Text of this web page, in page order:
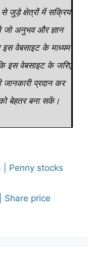
जुड़े क्षेत्रों में सक्रिय
जो अनुभव और ज्ञान
वेबसाइट के माध्यम
इस वेबसाइट के जरिए
प्रदान कर
बेहतर बना सकें।
| Penny stocks
Share price